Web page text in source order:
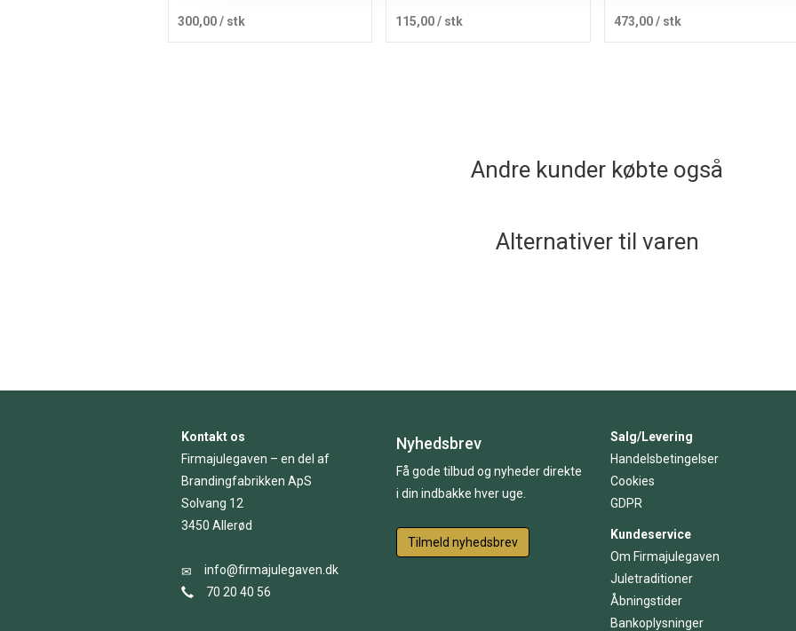
300,00/ stk 115,00 / stk 473,00 / stk
Andre kunder købte også
Alternativer til varen
Kontakt os
Firmajulegaven – en del af
Brandingfabrikken ApS
Solvang 12
3450 Allerød
info@firmajulegaven.dk
70 20 40 56
Nyhedsbrev
Få gode tilbud og nyheder direkte
i din indbakke hver uge.
Tilmeld nyhedsbrev
Salg/Levering
Handelsbetingelser
Cookies
GDPR
Kundeservice
Om Firmajulegaven
Juletraditioner
Åbningstider
Bankoplysninger